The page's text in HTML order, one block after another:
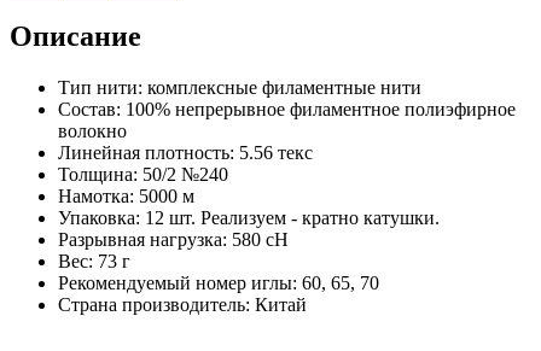
Описание
Тип нити: комплексные филаментные нити
Состав: 100% непрерывное филаментное полиэфирное
волокно
Линейная плотность: 5.56 текс
Толщина: 50/2 №240
Намотка: 5000 м
Упаковка: 12 шт. Реализуем - кратно катушки.
Разрывная нагрузка: 580 сН
Вес: 73 г
Рекомендуемый номер иглы: 60, 65, 70
Страна производитель: Китай